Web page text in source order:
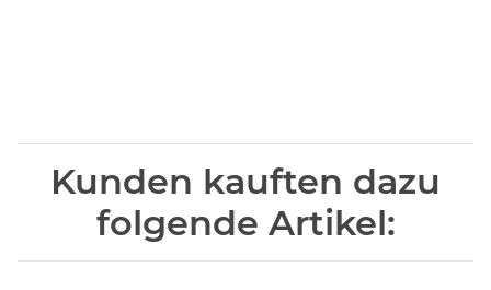
Kunden kauften dazu
folgende Artikel: